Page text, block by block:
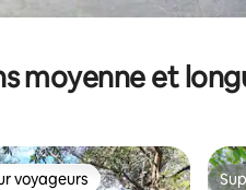
moyenne et
voyageurs